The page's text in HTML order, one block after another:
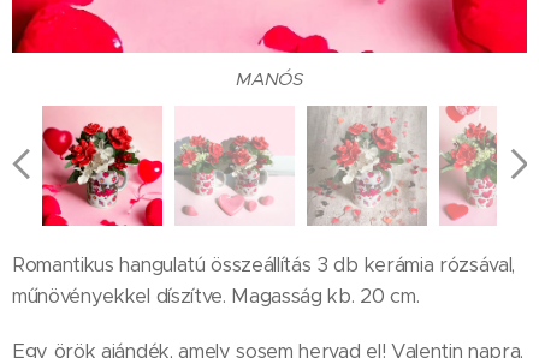
MANÓS
MANÓS
SZIVECSKÉS
SZIVECSKÉS
MANÓS
Romantikus hangulatú összeállítás 3 db kerámia rózsával,
műnövényekkel díszítve. Magasság kb. 20 cm.
Egy örök ajándék, amely sosem hervad el! Valentin napra,